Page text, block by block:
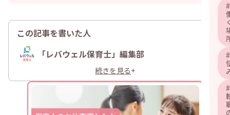
#
#
#
この記事を書いた人
「レバウェル保育士」編集部
続きを見る+